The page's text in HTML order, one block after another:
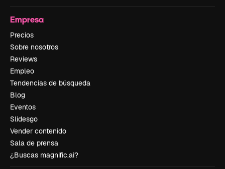
Empresa
Precios
Sobre nosotros
Reviews
Empleo
Tendencias de búsqueda
Blog
Eventos
Slidesgo
Vender contenido
Sala de prensa
¿Buscas magnific.ai?